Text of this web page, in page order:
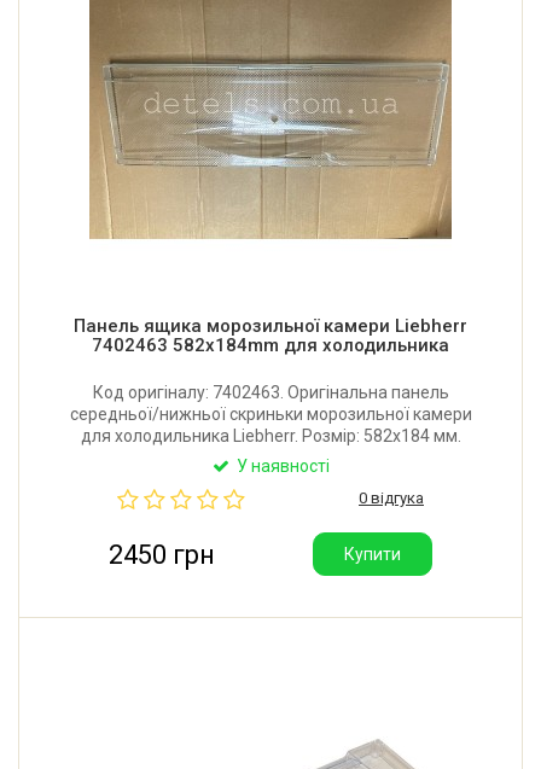
Панель ящика морозильної камери Liebherr
7402463 582x184mm для холодильника
Код оригіналу: 7402463. Оригінальна панель
середньої/нижньої скриньки морозильної камери
для холодильника Liebherr. Розмір: 582x184 мм.
Виробник: Німеччина.
У наявності
0 відгука
2450 грн Купити